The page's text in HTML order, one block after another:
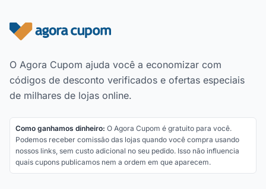
Rodapé do site
O Agora Cupom ajuda você a economizar com
códigos de desconto verificados e ofertas especiais
de milhares de lojas online.
Como ganhamos dinheiro: O Agora Cupom é gratuito para você.
Podemos receber comissão das lojas quando você compra usando
nossos links, sem custo adicional no seu pedido. Isso não influencia
quais cupons publicamos nem a ordem em que aparecem.